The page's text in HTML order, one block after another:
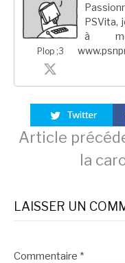
Plop ;3
PSVita,
à
Lire
la
suite
Article
la
LAISSER UN
Commentaire *